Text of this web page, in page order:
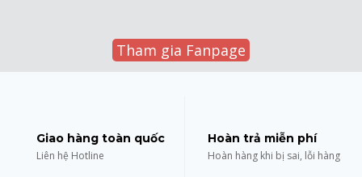
Tham gia Fanpage
Giao hàng toàn quốc
Liên hệ Hotline
Hoàn trả miễn phí
Hoàn hàng khi bị sai, lỗi hàng